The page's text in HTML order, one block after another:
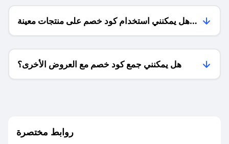
هل يمكنني استخدام كود خصم على منتجات معينة
فقط؟
هل يمكنني جمع كود خصم مع العروض الأخرى؟
روابط مختصرة